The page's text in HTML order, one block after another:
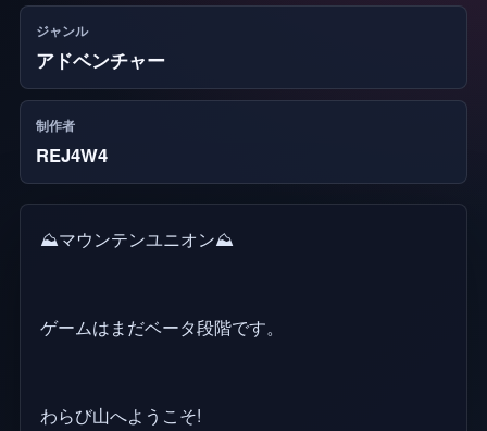
ジャンル
アドベンチャー
制作者
REJ4W4
⛰️マウンテンユニオン⛰️
ゲームはまだベータ段階です。
わらび山へようこそ!